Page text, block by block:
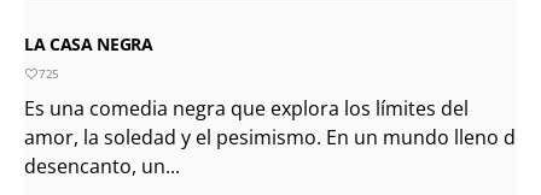
LA CASA NEGRA
725
Es una comedia negra que explora los límites del
amor, la soledad y el pesimismo. En un mundo lleno de
desencanto, un...